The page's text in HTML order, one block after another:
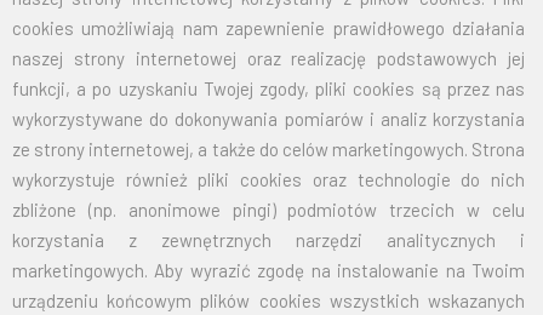
cookies umożliwiają nam zapewnienie prawidłowego działania
naszej strony internetowej oraz realizację podstawowych jej
funkcji, a po uzyskaniu Twojej zgody, pliki cookies są przez nas
wykorzystywane do dokonywania pomiarów i analiz korzystania
ze strony internetowej, a także do celów marketingowych. Strona
wykorzystuje również pliki cookies oraz technologie do nich
zbliżone (np. anonimowe pingi) podmiotów trzecich w celu
korzystania z zewnętrznych narzędzi analitycznych i
marketingowych. Aby wyrazić zgodę na instalowanie na Twoim
urządzeniu końcowym plików cookies wszystkich wskazanych
Na życzenie klienta jesteśmy w stanie wykonać dowolny rozmiar
flagi. Przy zamówieniu większej ilości cena zostanie wyliczona
indywidualnie.
ROZMIAR CENA NETTO CENA BRUTTO
70X110 32,50 39,98
100X160 67,50 83,03